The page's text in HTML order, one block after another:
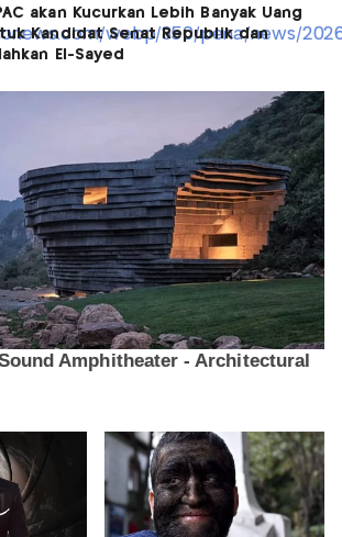
akan Kucurkan Lebih Banyak Uang
Kandidat Senat Republik dan
El-Sayed